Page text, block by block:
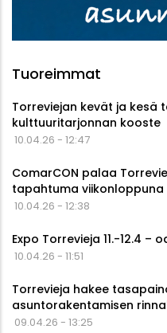
Tuoreimmat
Torreviejan kevät ja kesä
kulttuuritarjonnan kooste
10.04.26 - 12:47
ComarCON palaa
tapahtuma viikonloppuna
10.04.26 - 12:38
Expo Torrevieja 11.-12.4 –
10.04.26 - 11:51
Torrevieja hakee
asuntorakentamisen
09.04.26 - 13:25